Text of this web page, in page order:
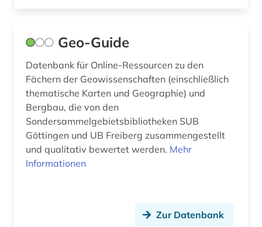
boccaccio (1)
botanik (3)
braak (1)
brahms-institut (2)
Geo-Guide
Datenbank für Online-Ressourcen zu den
Fächern der Geowissenschaften (einschließlich
thematische Karten und Geographie) und
Bergbau, die von den
Sondersammelgebietsbibliotheken SUB
Göttingen und UB Freiberg zusammengestellt
und qualitativ bewertet werden. Mehr
Informationen
Zur Datenbank